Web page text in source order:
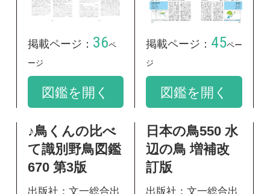
出版年：2020
掲載ページ：215
ページ
図鑑を開く
出版年：2009
掲載ページ：127ペ
ージ
図鑑を開く